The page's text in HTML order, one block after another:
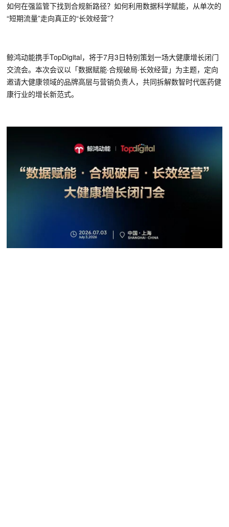
如何在强监管下找到合规新路径？如何利用数据科学赋能，从单次的
“短期流量”走向真正的“长效经营”？
鲸鸿动能携手TopDigital，将于7月3日特别策划一场大健康增长闭门
交流会。本次会议以「数据赋能·合规破局·长效经营」为主题，定向
邀请大健康领域的品牌高层与营销负责人，共同拆解数智时代医药健
康行业的增长新范式。